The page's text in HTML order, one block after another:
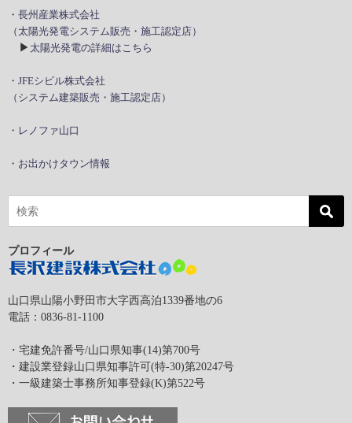
・長州産業株式会社
（太陽光発電システム販売・施工認定店）
▶ 太陽光発電の詳細はこちら
・JFEシビル株式会社
（システム建築販売・施工認定店）
・レノファ山口
・お出かけタウン情報
プロフィール
山口県山陽小野田市大字西高泊1339番地の6
電話：0836-81-1100
・宅建免許番号/山口県知事(14)第700号
・建設業登録山口県知事許可(特-30)第20247号
・一級建築士事務所知事登録(K)第522号